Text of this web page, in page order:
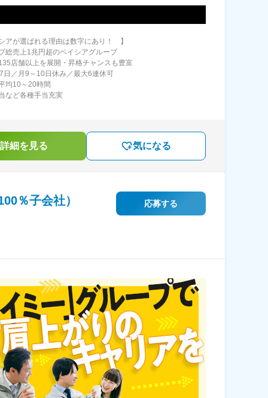
が選ばれる理由は数字にあり！ 】
総売上1兆円超のベイシアグループ
店舗以上を展開・昇格チャンスも豊富
／月9～10日休み／最大6連休可
均10～20時間
など各種手当充実
細を見る 気になる
％子会社） 応募する